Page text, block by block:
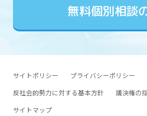
無料個別相談
サイトポリシー プライバシーポリシー
反社会的勢力に対する基本方針
議決権の
サイトマップ